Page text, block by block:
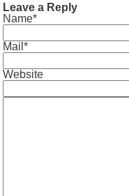
Leave a Reply
Name*
Mail*
Website